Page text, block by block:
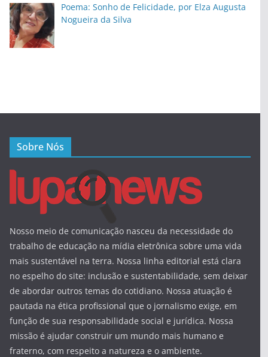
Poema: Sonho de Felicidade, por Elza Augusta
Nogueira da Silva
Sobre Nós
Nosso meio de comunicação nasceu da necessidade do
trabalho de educação na mídia eletrônica sobre uma vida
mais sustentável na terra. Nossa linha editorial está clara
no espelho do site: inclusão e sustentabilidade, sem deixar
de abordar outros temas do cotidiano. Nossa atuação é
pautada na ética profissional que o jornalismo exige, em
função de sua responsabilidade social e jurídica. Nossa
missão é ajudar construir um mundo mais humano e
fraterno, com respeito a natureza e o ambiente.